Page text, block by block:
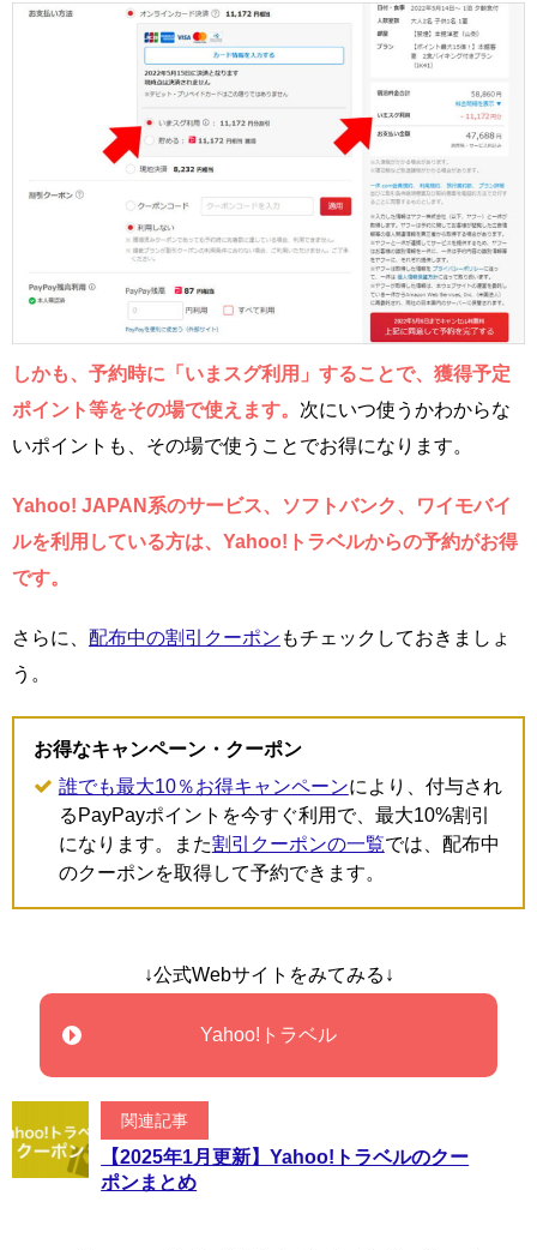
しかも、予約時に「いまスグ利用」することで、獲得予定
ポイント等をその場で使えます。 次にいつ使うかわからな
いポイントも、その場で使うことでお得になります。
Yahoo! JAPAN系のサービス、ソフトバンク、ワイモバイ
ルを利用している方は、Yahoo!トラベルからの予約がお得
です。
さらに、 配布中の割引クーポン もチェックしておきましょ
う。
お得なキャンペーン・クーポン
誰でも最大10％お得キャンペーンにより、付与され
るPayPayポイントを今すぐ利用で、最大10%割引
になります。また割引クーポンの一覧では、配布中
のクーポンを取得して予約できます。
↓公式Webサイトをみてみる↓
Yahoo!トラベル
関連記事
【2025年1月更新】Yahoo!トラベルのクー
ポンまとめ